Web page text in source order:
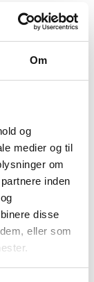
Om
og
medier og til
om
inden
disse
eller som
ideelt at have
er lavet
at puste
og uden
har en god
luftkamre,
så det kun
med en
med.